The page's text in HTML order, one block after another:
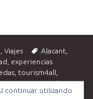
Alacant y
,Viajes Etiquetas
Alacant
experiencias
tourism4all
turismo sensorial,
comentarioen Fam trip
continuar utilizando